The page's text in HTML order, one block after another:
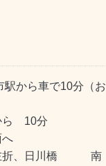
から車で10分（お
ら 10分
折、日川橋 南